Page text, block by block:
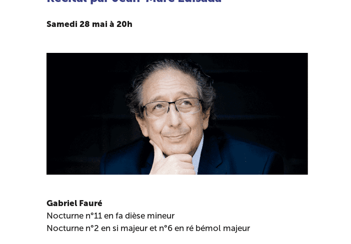
Samedi 28 mai à 20h
Gabriel Fauré
Nocturne n°11 en fa dièse mineur
Nocturne n°2 en si majeur et n°6 en ré bémol majeur